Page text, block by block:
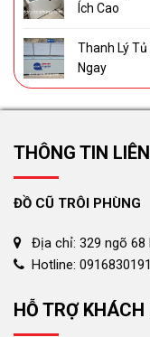
Ích Cao
Thanh Lý
Ngay
THÔNG TIN
ĐỒ CŨ TRÔI PHÙNG
Địa chỉ: 329 ngõ 68
Hotline: 0916830191
HỖ TRỢ